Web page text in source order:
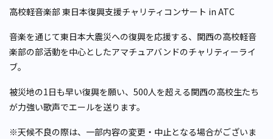
高校軽音楽部 東日本復興支援チャリティコンサート in ATC
音楽を通じて東日本大震災への復興を応援する、関西の高校軽音
楽部の部活動を中心としたアマチュアバンドのチャリティーライ
ブ。
被災地の1日も早い復興を願い、500人を超える関西の高校生たち
が力強い歌声でエールを送ります。
※天候不良の際は、一部内容の変更・中止となる場合がございま